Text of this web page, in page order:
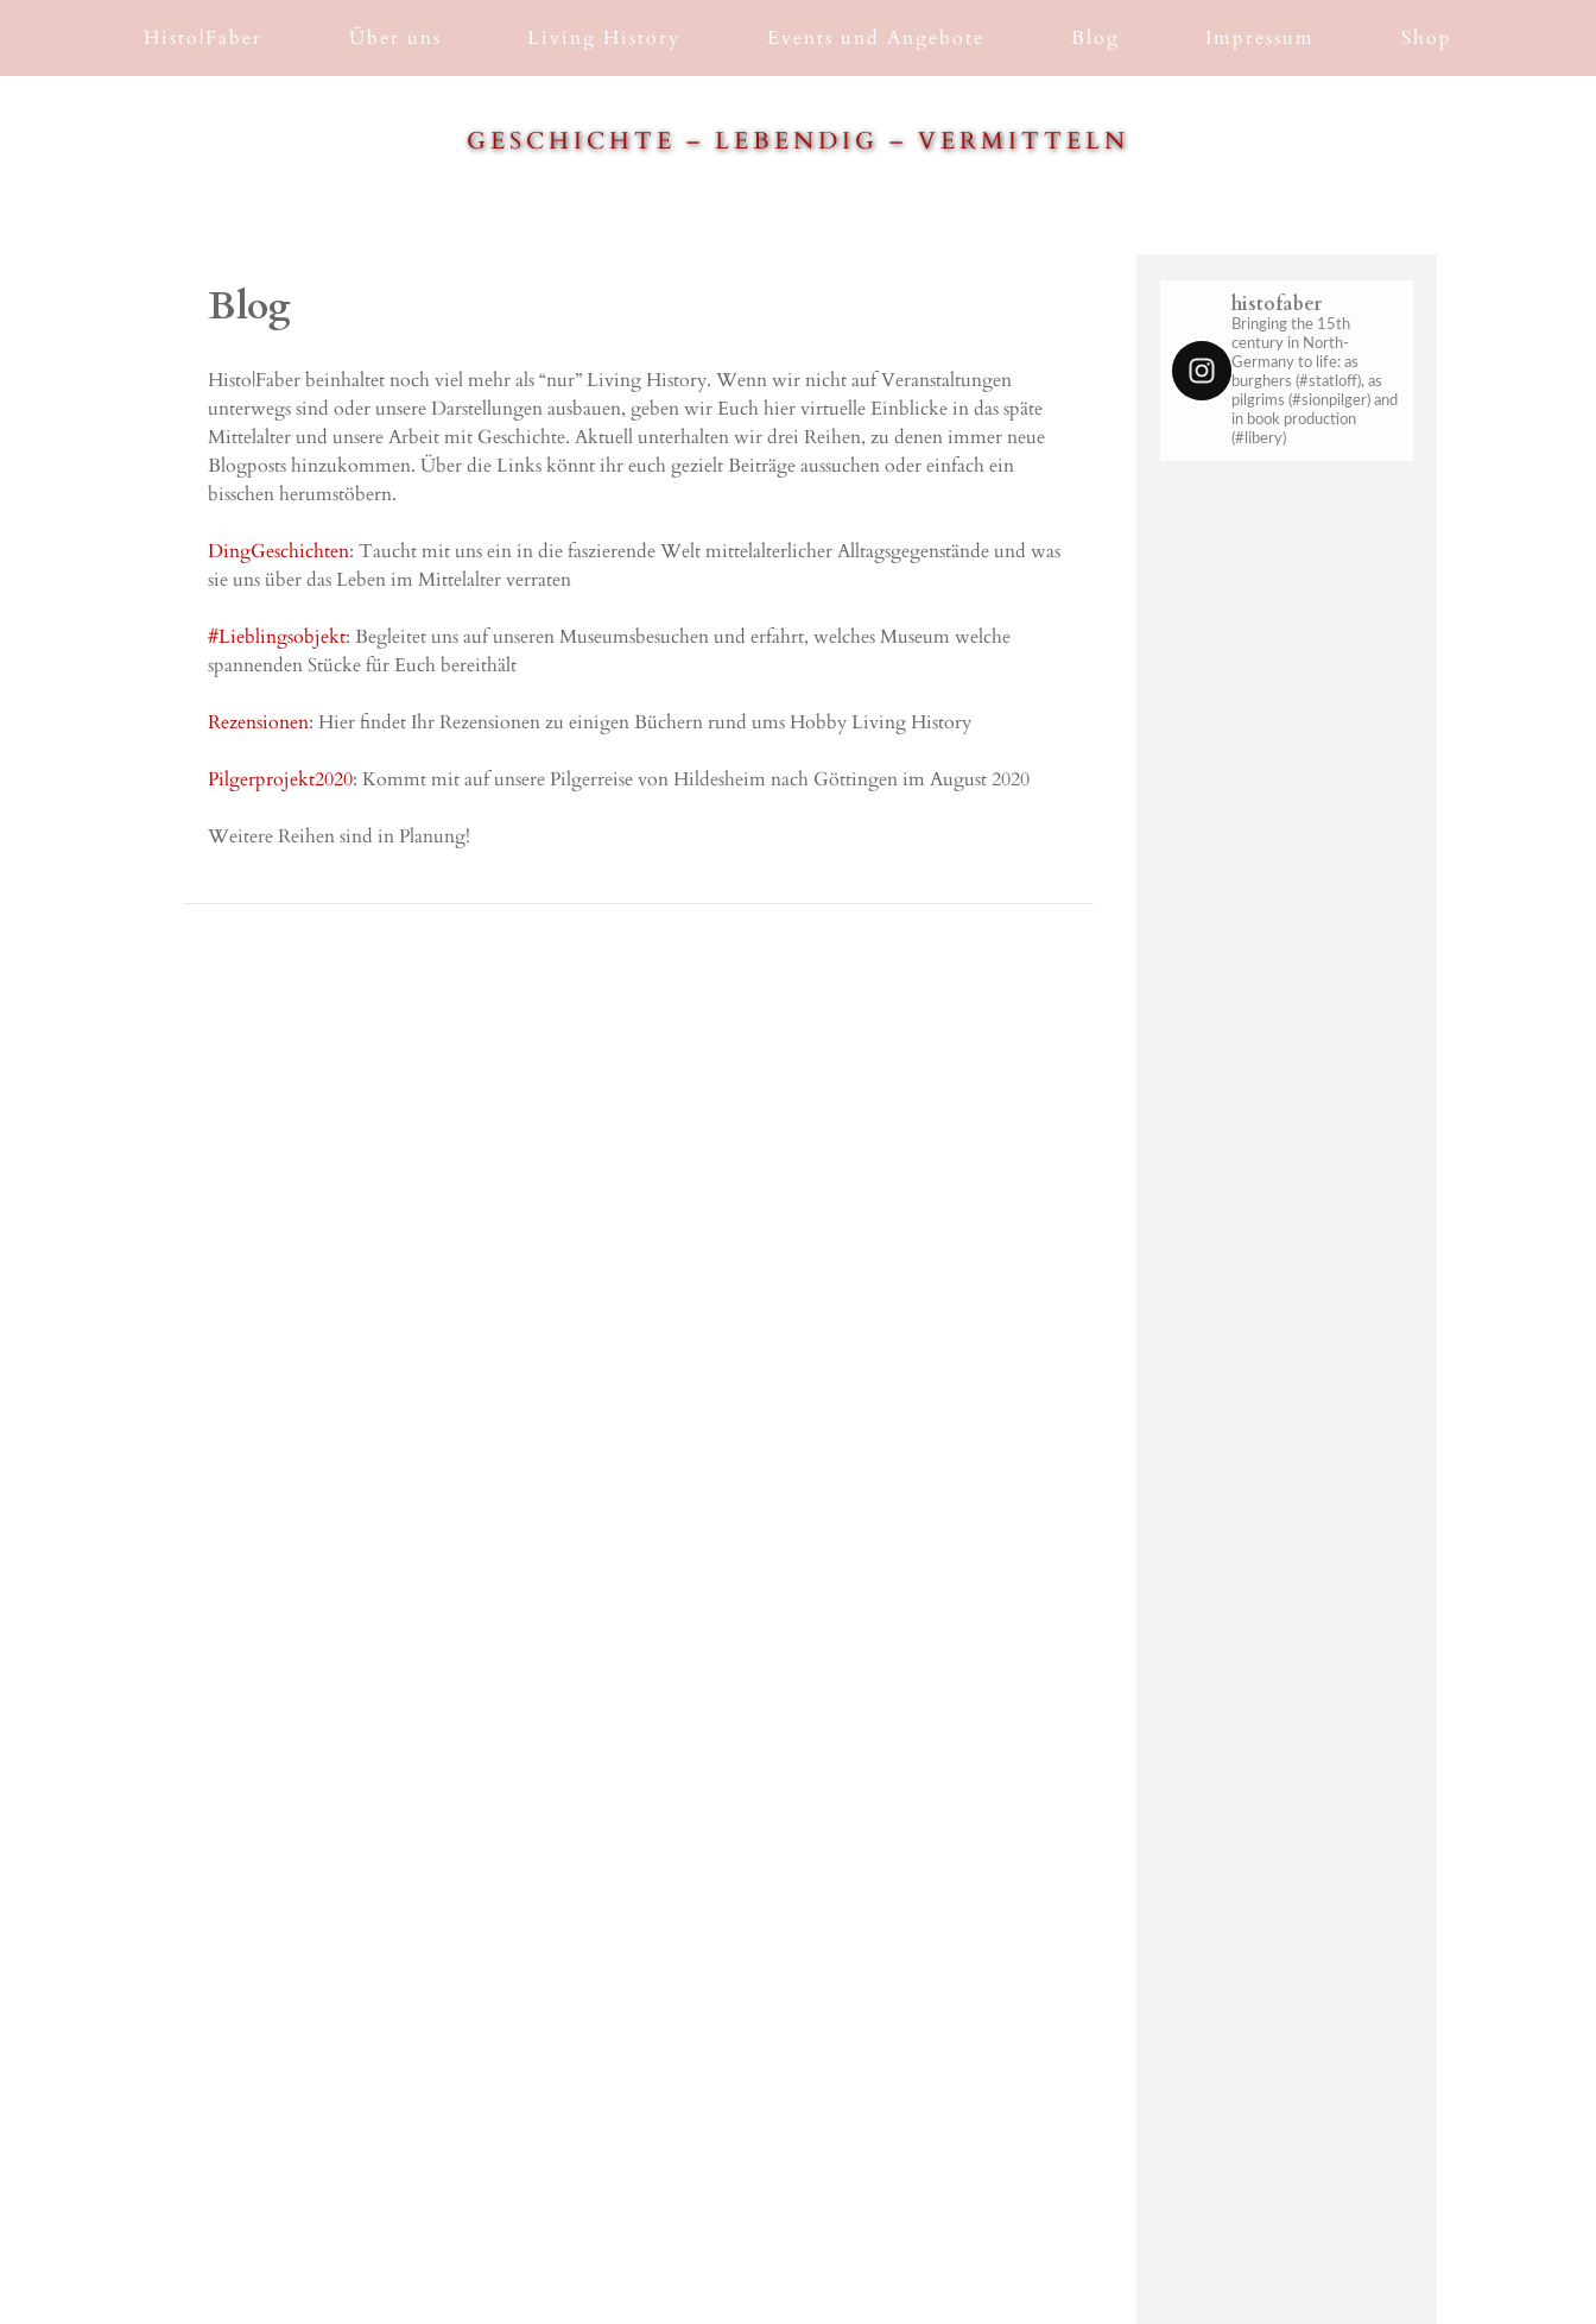
content
GESCHICHTE – LEBENDIG – VERMITTELN
Histo|Faber Über uns Living History Events und Angebote Blog Impressum Shop
Blog
Histo|Faber beinhaltet noch viel mehr als “nur” Living History. Wenn wir nicht auf Veranstaltungen
unterwegs sind oder unsere Darstellungen ausbauen, geben wir Euch hier virtuelle Einblicke in das späte
Mittelalter und unsere Arbeit mit Geschichte. Aktuell unterhalten wir drei Reihen, zu denen immer neue
Blogposts hinzukommen. Über die Links könnt ihr euch gezielt Beiträge aussuchen oder einfach ein
bisschen herumstöbern.
DingGeschichten: Taucht mit uns ein in die faszierende Welt mittelalterlicher Alltagsgegenstände und was
sie uns über das Leben im Mittelalter verraten
#Lieblingsobjekt: Begleitet uns auf unseren Museumsbesuchen und erfahrt, welches Museum welche
spannenden Stücke für Euch bereithält
Rezensionen: Hier findet Ihr Rezensionen zu einigen Büchern rund ums Hobby Living History
Pilgerprojekt2020: Kommt mit auf unsere Pilgerreise von Hildesheim nach Göttingen im August 2020
Weitere Reihen sind in Planung!
histofaber
Bringing the 15th
century in North-
Germany to life: as
burghers (#statloff), as
pilgrims (#sionpilger) and
in book production
(#libery)